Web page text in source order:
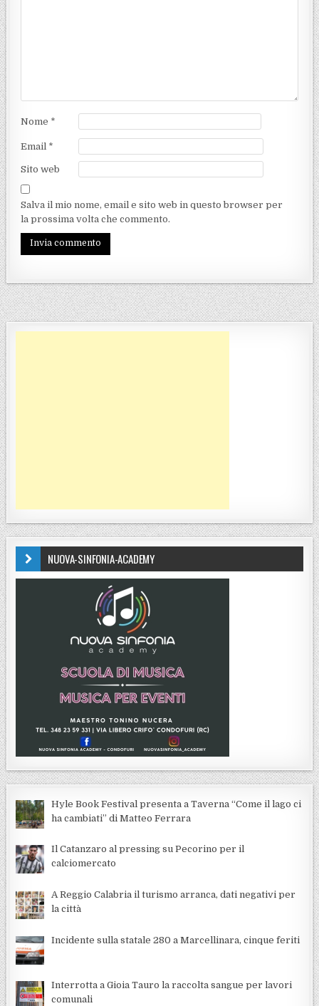
Nome *
Email *
Sito web
Salva il mio nome, email e sito web in questo browser per
la prossima volta che commento.
NUOVA-SINFONIA-ACADEMY
Hyle Book Festival presenta a Taverna “Come il lago ci
ha cambiati” di Matteo Ferrara
Il Catanzaro al pressing su Pecorino per il
calciomercato
A Reggio Calabria il turismo arranca, dati negativi per
la città
Incidente sulla statale 280 a Marcellinara, cinque feriti
Interrotta a Gioia Tauro la raccolta sangue per lavori
comunali